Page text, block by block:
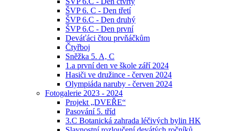
ŠVP 6. C - Den třetí
ŠVP 6.C - Den druhý
ŠVP 6.C - Den první
Deváťáci čtou prvňáčkům
Čtyřboj
Sněžka 5. A, C
1.a první den ve škole září 2024
Hasiči ve družince - červen 2024
Olympiáda naruby - červen 2024
Fotogalerie 2023 - 2024
Projekt „DVEŘE“
Pasování 5. tříd
3.C Botanická zahrada léčivých bylin HK